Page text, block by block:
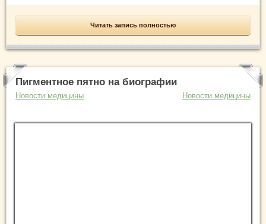
Читать запись полностью
Пигментное пятно на биографии
Новости медицины Новости медицины